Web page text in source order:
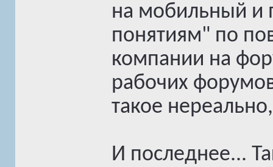
на мобильный и
понятиям" по
компании на
рабочих
такое
И последнее...